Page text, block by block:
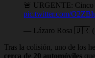
🚨 URGENTE: Cinco
pic.twitter.com/
— Lázaro Rosa 🇧🇷
Tras la colisión, uno de los
cerca de 20 automóviles